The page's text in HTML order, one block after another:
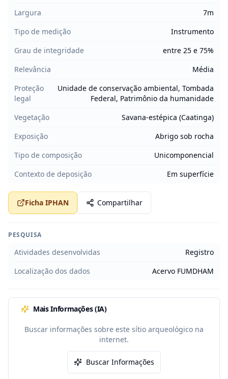
Largura
7m
Tipo de medição
Instrumento
Grau de integridade
entre 25 e 75%
Relevância
Média
Proteção
legal
Unidade de conservação ambiental, Tombada
Federal, Patrimônio da humanidade
Vegetação
Savana-estépica (Caatinga)
Exposição
Abrigo sob rocha
Tipo de composição
Unicomponencial
Contexto de deposição
Em superfície
Ficha IPHAN Compartilhar
PESQUISA
Atividades desenvolvidas
Registro
Localização dos dados
Acervo FUMDHAM
Mais Informações (IA)
Buscar informações sobre este sítio arqueológico na
internet.
Buscar Informações